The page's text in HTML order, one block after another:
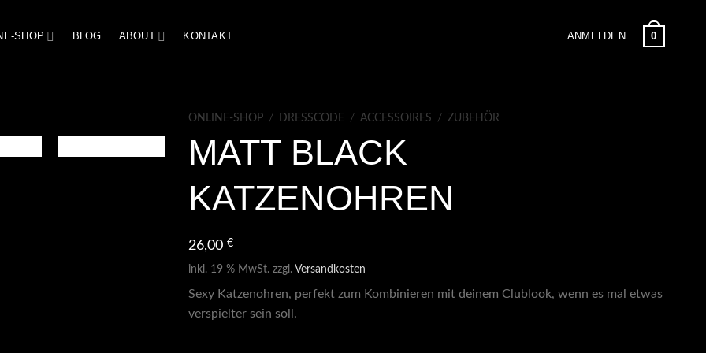
SHOP BLOG ABOUT KONTAKT ANMELDEN 0
ONLINE-SHOP / DRESSCODE / ACCESSOIRES / ZUBEHÖR
MATT BLACK
KATZENOHREN
26,00 €
inkl. 19 % MwSt. zzgl. Versandkosten
Sexy Katzenohren, perfekt zum Kombinieren mit deinem Clublook, wenn es mal etwas
verspielter sein soll.